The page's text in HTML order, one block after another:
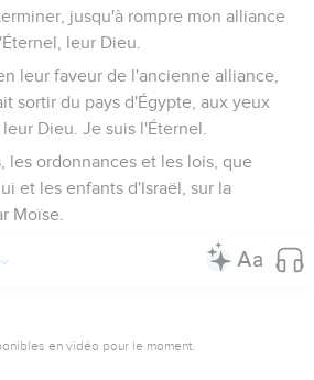
jusqu'à rompre mon alliance
leur Dieu.
leur faveur de l'ancienne alliance,
sortir du pays d'Égypte, aux yeux
Dieu. Je suis l'Éternel.
les ordonnances et les lois, que
et les enfants d'Israël, sur la
Moïse.
en vidéo pour le moment.